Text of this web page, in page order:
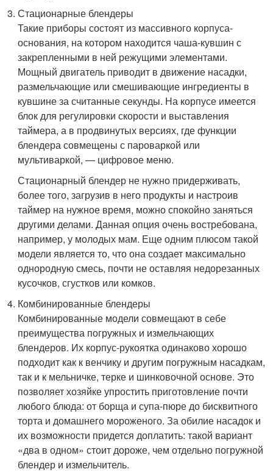
Стационарные блендеры
Такие приборы состоят из массивного корпуса-
основания, на котором находится чаша-кувшин с
закрепленными в ней режущими элементами.
Мощный двигатель приводит в движение насадки,
размельчающие или смешивающие ингредиенты в
кувшине за считанные секунды. На корпусе имеется
блок для регулировки скорости и выставления
таймера, а в продвинутых версиях, где функции
блендера совмещены с пароваркой или
мультиваркой, — цифровое меню.
Стационарный блендер не нужно придерживать,
более того, загрузив в него продукты и настроив
таймер на нужное время, можно спокойно заняться
другими делами. Данная опция очень востребована,
например, у молодых мам. Еще одним плюсом такой
модели является то, что она создает максимально
однородную смесь, почти не оставляя недорезанных
кусочков, сгустков или комков.
Комбинированные блендеры
Комбинированные модели совмещают в себе
преимущества погружных и измельчающих
блендеров. Их корпус-рукоятка одинаково хорошо
подходит как к венчику и другим погружным насадкам,
так и к мельничке, терке и шинковочной основе. Это
позволяет хозяйке упростить приготовление почти
любого блюда: от борща и супа-пюре до бисквитного
торта и домашнего мороженого. За обилие насадок и
их возможности придется доплатить: такой вариант
«два в одном» стоит дороже, чем отдельно погружной
блендер и измельчитель.